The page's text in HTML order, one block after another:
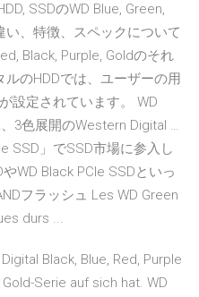
SSDのWD Blue, Green,
い、特徴、スペックについて
Black, Purple, Goldのそれ
のHDDでは、ユーザーの用
設定されています。 WD
3色展開のWestern Digital …
SSD」でSSD市場に参入し
WD Black PCIe SSDといっ
フラッシュ Les WD Green
durs ...
Black, Blue, Red, Purple
Serie auf sich hat. WD